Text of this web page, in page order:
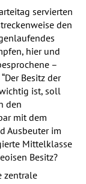
servierten
den
hier und
–
Besitz der
ist, soll
den
mit dem
Ausbeuter im
Mittelklasse
Besitz?
zentrale